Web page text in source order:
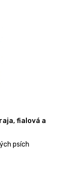
fialová a
psích